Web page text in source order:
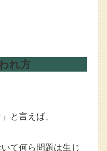
れ方
と言えば、
て何ら問題は生じ